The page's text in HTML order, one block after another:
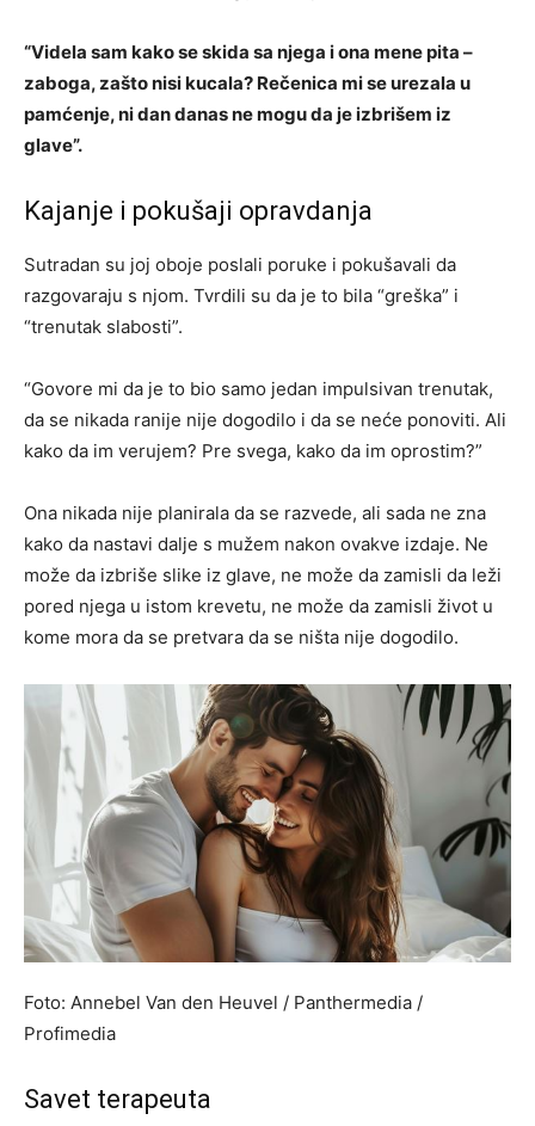
“Videla sam kako se skida sa njega i ona mene pita –
zaboga, zašto nisi kucala? Rečenica mi se urezala u
pamćenje, ni dan danas ne mogu da je izbrišem iz
glave”.
Kajanje i pokušaji opravdanja
Sutradan su joj oboje poslali poruke i pokušavali da
razgovaraju s njom. Tvrdili su da je to bila “greška” i
“trenutak slabosti”.
“Govore mi da je to bio samo jedan impulsivan trenutak,
da se nikada ranije nije dogodilo i da se neće ponoviti. Ali
kako da im verujem? Pre svega, kako da im oprostim?”
Ona nikada nije planirala da se razvede, ali sada ne zna
kako da nastavi dalje s mužem nakon ovakve izdaje. Ne
može da izbriše slike iz glave, ne može da zamisli da leži
pored njega u istom krevetu, ne može da zamisli život u
kome mora da se pretvara da se ništa nije dogodilo.
Foto: Annebel Van den Heuvel / Panthermedia /
Profimedia
Savet terapeuta